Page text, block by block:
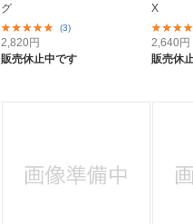
グ
(3)
2,820円
販売休止中です
X
2,640円
販売休